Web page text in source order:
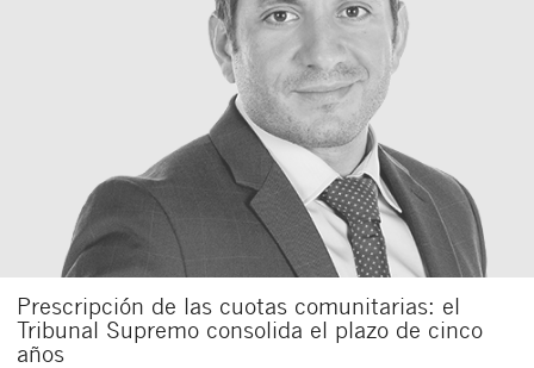
Prescripción de las cuotas comunitarias: el
Tribunal Supremo consolida el plazo de cinco
años